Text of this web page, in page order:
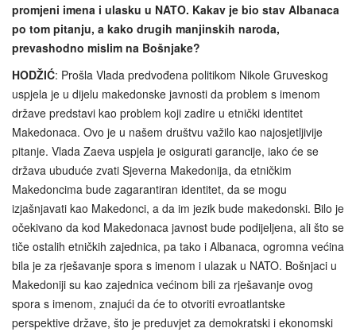
promjeni imena i ulasku u NATO. Kakav je bio stav Albanaca
po tom pitanju, a kako drugih manjinskih naroda,
prevashodno mislim na Bošnjake?
HODŽIĆ: Prošla Vlada predvođena politikom Nikole Gruveskog
uspjela je u dijelu makedonske javnosti da problem s imenom
države predstavi kao problem koji zadire u etnički identitet
Makedonaca. Ovo je u našem društvu važilo kao najosjetljivije
pitanje. Vlada Zaeva uspjela je osigurati garancije, iako će se
država ubuduće zvati Sjeverna Makedonija, da etničkim
Makedoncima bude zagarantiran identitet, da se mogu
izjašnjavati kao Makedonci, a da im jezik bude makedonski. Bilo je
očekivano da kod Makedonaca javnost bude podijeljena, ali što se
tiče ostalih etničkih zajednica, pa tako i Albanaca, ogromna većina
bila je za rješavanje spora s imenom i ulazak u NATO. Bošnjaci u
Makedoniji su kao zajednica većinom bili za rješavanje ovog
spora s imenom, znajući da će to otvoriti evroatlantske
perspektive države, što je preduvjet za demokratski i ekonomski